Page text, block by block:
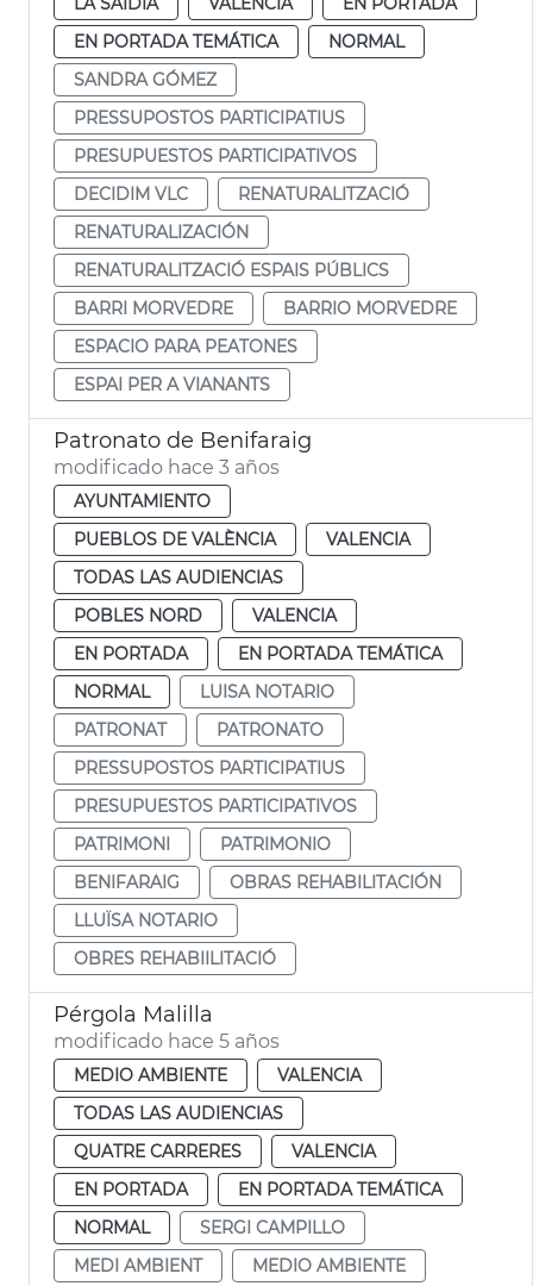
EN PORTADA TEMÁTICA
NORMAL
SANDRA GÓMEZ
PRESSUPOSTOS PARTICIPATIUS
PRESUPUESTOS PARTICIPATIVOS
DECIDIM VLC
RENATURALITZACIÓ
RENATURALIZACIÓN
RENATURALITZACIÓ ESPAIS PÚBLICS
BARRI MORVEDRE
BARRIO MORVEDRE
ESPACIO PARA PEATONES
ESPAI PER A VIANANTS
Patronato de Benifaraig
modificado hace 3 años
AYUNTAMIENTO
PUEBLOS DE VALÈNCIA
VALENCIA
TODAS LAS AUDIENCIAS
POBLES NORD
VALENCIA
EN PORTADA
EN PORTADA TEMÁTICA
NORMAL
LUISA NOTARIO
PATRONAT
PATRONATO
PRESSUPOSTOS PARTICIPATIUS
PRESUPUESTOS PARTICIPATIVOS
PATRIMONI
PATRIMONIO
BENIFARAIG
OBRAS REHABILITACIÓN
LLUÏSA NOTARIO
OBRES REHABIILITACIÓ
Pérgola Malilla
modificado hace 5 años
MEDIO AMBIENTE
VALENCIA
TODAS LAS AUDIENCIAS
QUATRE CARRERES
VALENCIA
EN PORTADA
EN PORTADA TEMÁTICA
NORMAL
SERGI CAMPILLO
MEDI AMBIENT
MEDIO AMBIENTE